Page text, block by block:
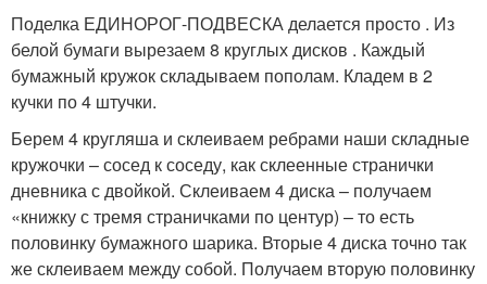
Поделка ЕДИНОРОГ-ПОДВЕСКА делается просто . Из
белой бумаги вырезаем 8 круглых дисков . Каждый
бумажный кружок складываем пополам. Кладем в 2
кучки по 4 штучки.
Берем 4 кругляша и склеиваем ребрами наши складные
кружочки – сосед к соседу, как склеенные странички
дневника с двойкой. Склеиваем 4 диска – получаем
«книжку с тремя страничками по центур) – то есть
половинку бумажного шарика. Вторые 4 диска точно так
же склеиваем между собой. Получаем вторую половинку